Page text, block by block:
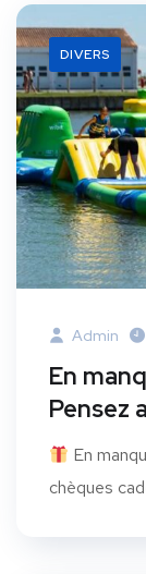
DIVERS
Admin
En
Pensez
En
chèques